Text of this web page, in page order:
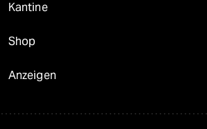
Kantine
Shop
Anzeigen